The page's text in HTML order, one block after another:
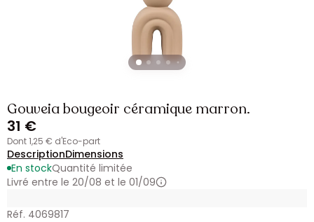
Gouveia bougeoir céramique marron.
31 €
dont 1,25 € d'Eco-part
DescriptionDimensions
En stockQuantité limitée
Livré entre le 20/08 et le 01/09
Réf. 4069817